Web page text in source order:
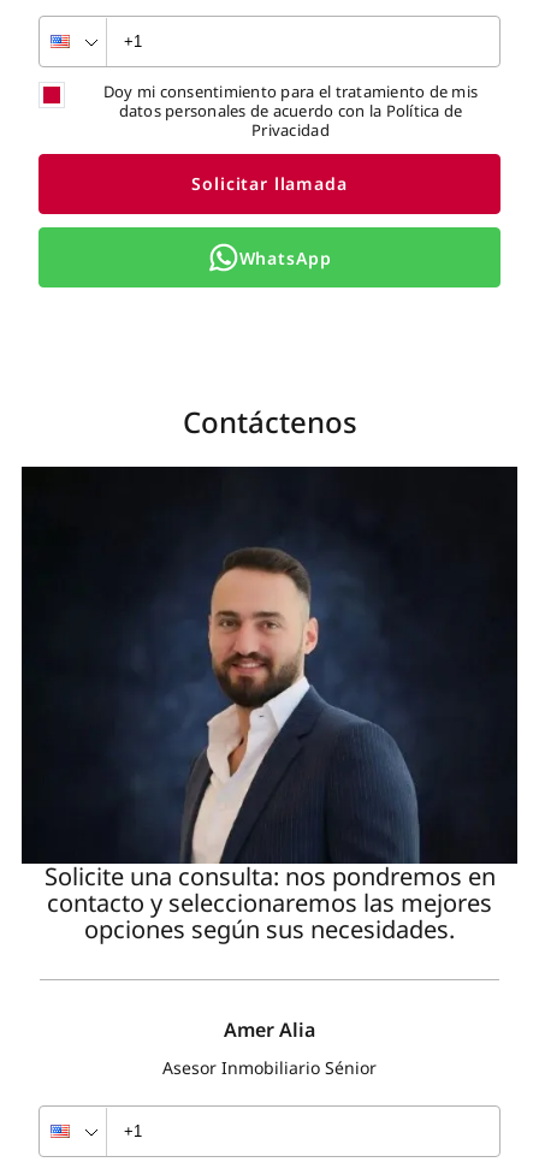
Doy mi consentimiento para el tratamiento de mis
datos personales de acuerdo con la Política de
Privacidad
Solicitar llamada
WhatsApp
Contáctenos
Solicite una consulta: nos pondremos en
contacto y seleccionaremos las mejores
opciones según sus necesidades.
Amer Alia
Asesor Inmobiliario Sénior